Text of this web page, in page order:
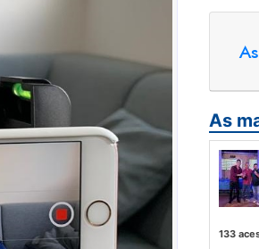
As
133